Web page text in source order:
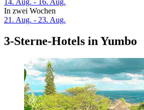
14. Aug. - 16. Aug.
In zwei Wochen
21. Aug. - 23. Aug.
3-Sterne-Hotels in Yumbo